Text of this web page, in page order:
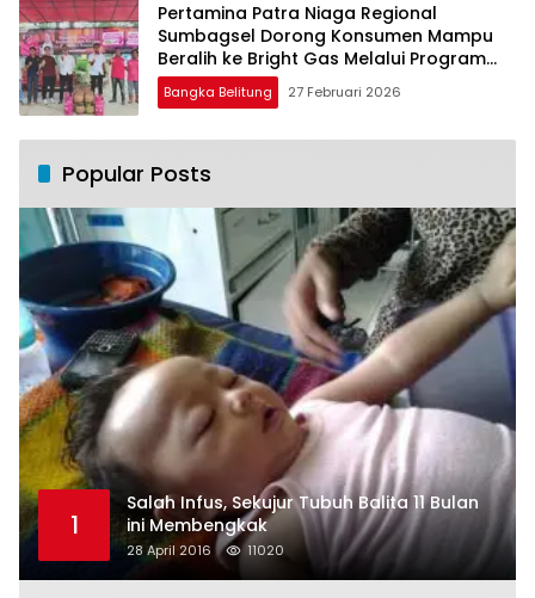
Pertamina Patra Niaga Regional
Sumbagsel Dorong Konsumen Mampu
Beralih ke Bright Gas Melalui Program
Trade In di Belitung Timur
Bangka Belitung 27 Februari 2026
Popular Posts
1
Salah Infus, Sekujur Tubuh Balita 11 Bulan
ini Membengkak
28 April 2016 11020